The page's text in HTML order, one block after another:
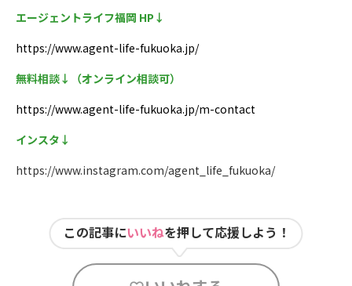
エージェントライフ福岡 HP↓
https://www.agent-life-fukuoka.jp/
無料相談↓（オンライン相談可）
https://www.agent-life-fukuoka.jp/m-contact
インスタ↓
https://www.instagram.com/agent_life_fukuoka/
この記事にいいねを押して応援しよう！